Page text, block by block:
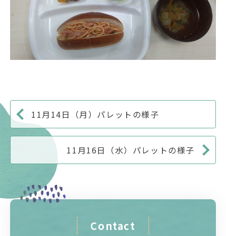
11月14日（月）パレットの様子
11月16日（水）パレットの様子
Contact